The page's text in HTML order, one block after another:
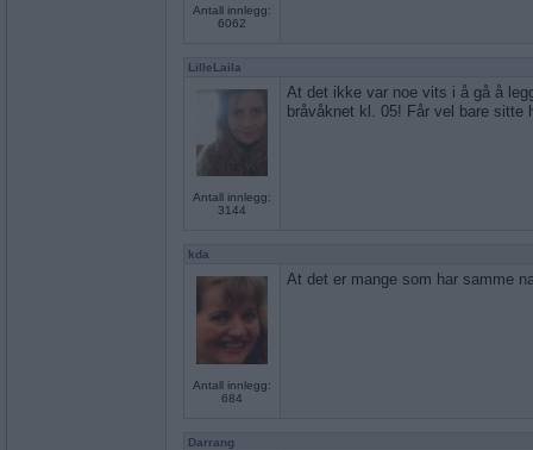
Antall innlegg:
6062
LilleLaila
Antall innlegg:
3144
At det ikke var noe vits i å gå å
bråvåknet kl. 05! Får vel bare sitte
kda
Antall innlegg:
684
At det er mange som har samme
Darrang